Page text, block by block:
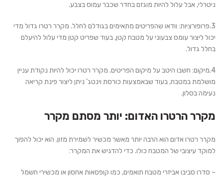
ניטרלי, אבל עלול להיות מוגזם בחדר שכבר עמוס בצבע.
3.פרופורציות: וודאו שהפריטים מתאימים בגודלם לחלל. מקרר רטרו גדול מדי
יכול ליצור עומס צבעוני על מטבח קטן, בעוד שפריט קטן מדי עלול להיעלם
בחלל גדול.
4.מיקום: חשבו היטב על מיקום הפריטים. מקרר רטרו יכול להיות נקודת עניין
מושלמת במטבח, בעוד שבאמצעות כורסת וינטג’ ניתן ליצור פינת קריאה
נעימה בסלון.
מקרר הרטרו האדום: יותר מסתם מקרר
מקרר רטרו אדום הוא הרבה יותר מאשר מכשיר לשמירת מזון. הוא יכול להפוך
למוקד עיצובי של המטבח כולו. כדי להדגיש את המקרר:
– סדרו סביבו אביזרי מטבח תואמים, כמו קופסאות אחסון או מכשירי חשמל